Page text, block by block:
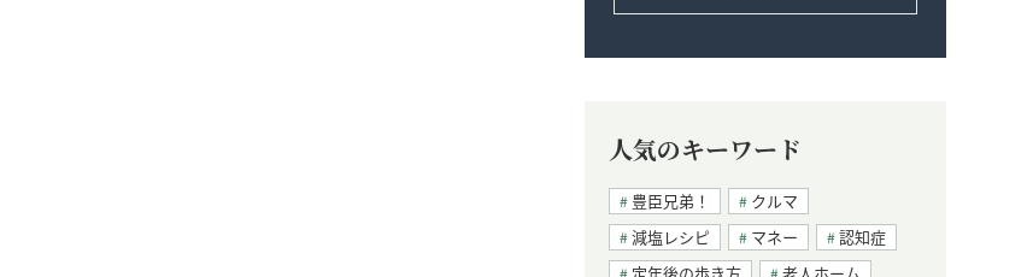
人気のキーワード
豊臣兄弟！
クルマ
減塩レシピ
マネー
認知症